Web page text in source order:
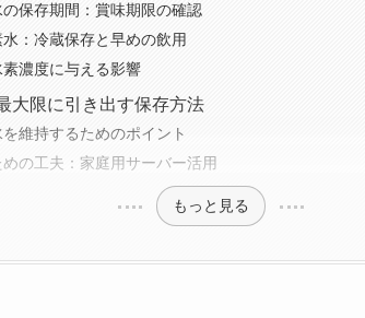
保存期間：賞味期限の確認
：冷蔵保存と早めの飲用
濃度に与える影響
大限に引き出す保存方法
維持するためのポイント
の工夫：家庭用サーバー活用
もっと見る